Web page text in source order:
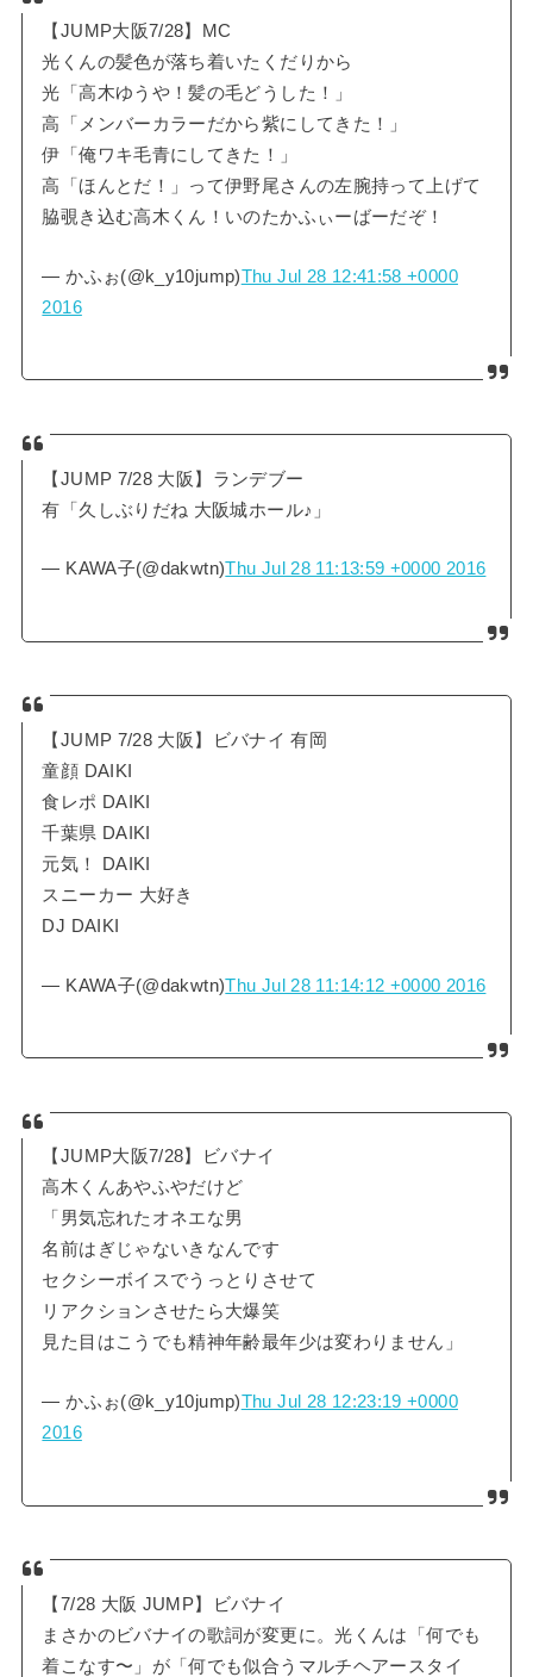
【JUMP大阪7/28】MC
光くんの髪色が落ち着いたくだりから
光「高木ゆうや！髪の毛どうした！」
高「メンバーカラーだから紫にしてきた！」
伊「俺ワキ毛青にしてきた！」
高「ほんとだ！」って伊野尾さんの左腕持って上げて
脇覗き込む高木くん！いのたかふぃーばーだぞ！
— かふぉ(@k_y10jump)Thu Jul 28 12:41:58 +0000
2016
【JUMP 7/28 大阪】ランデブー
有「久しぶりだね 大阪城ホール♪」
— KAWA子(@dakwtn)Thu Jul 28 11:13:59 +0000 2016
【JUMP 7/28 大阪】ビバナイ 有岡
童顔 DAIKI
食レポ DAIKI
千葉県 DAIKI
元気！ DAIKI
スニーカー 大好き
DJ DAIKI
— KAWA子(@dakwtn)Thu Jul 28 11:14:12 +0000 2016
【JUMP大阪7/28】ビバナイ
高木くんあやふやだけど
「男気忘れたオネエな男
名前はぎじゃないきなんです
セクシーボイスでうっとりさせて
リアクションさせたら大爆笑
見た目はこうでも精神年齢最年少は変わりません」
— かふぉ(@k_y10jump)Thu Jul 28 12:23:19 +0000
2016
【7/28 大阪 JUMP】ビバナイ
まさかのビバナイの歌詞が変更に。光くんは「何でも
着こなす〜」が「何でも似合うマルチヘアースタイ